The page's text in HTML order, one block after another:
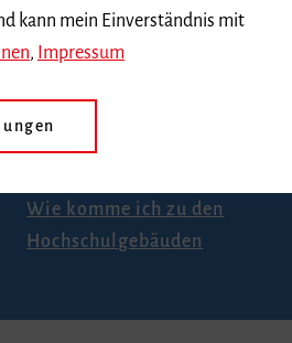
Barzahlung möglich.
Anfahrt
Wie komme ich zu den
Hochschulgebäuden
kann mein Einverständnis mit
, Impressum